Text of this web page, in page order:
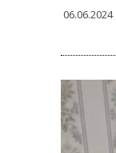
06.06.2024